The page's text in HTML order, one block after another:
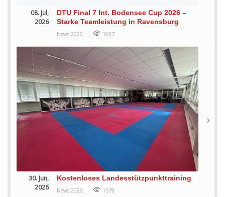
08. Jul,
2026
DTU Final 7 Int. Bodensee Cup 2026 –
Starke Teamleistung in Ravensburg
News 2026 1697
30. Jun,
2026
Kostenloses Landesstützpunkttraining
News 2026 1579